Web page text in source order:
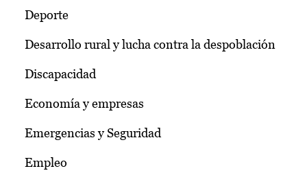
Deporte
Desarrollo rural y lucha contra la despoblación
Discapacidad
Economía y empresas
Emergencias y Seguridad
Empleo